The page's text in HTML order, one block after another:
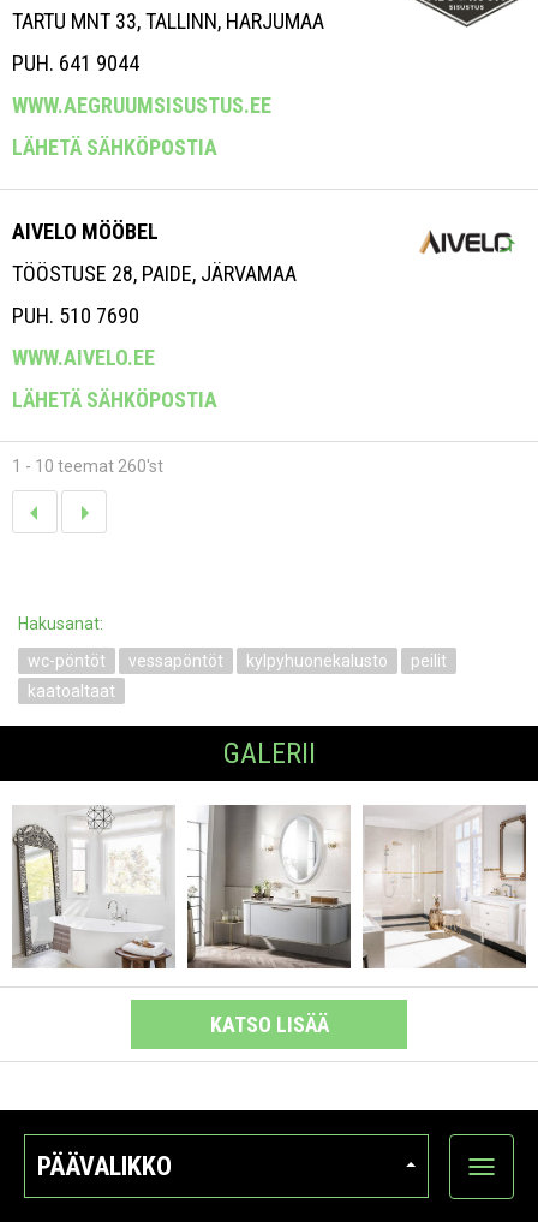
TARTU MNT 33, TALLINN, HARJUMAA
PUH. 641 9044
WWW.AEGRUUMSISUSTUS.EE
LÄHETÄ SÄHKÖPOSTIA
AIVELO MÖÖBEL
TÖÖSTUSE 28, PAIDE, JÄRVAMAA
PUH. 510 7690
WWW.AIVELO.EE
LÄHETÄ SÄHKÖPOSTIA
1 - 10 teemat 260'st
Hakusanat:
wc-pöntöt
vessapöntöt kylpyhuonekalusto
peilit
kaatoaltaat
GALERII
KATSO LISÄÄ
PÄÄVALIKKO
Näytä